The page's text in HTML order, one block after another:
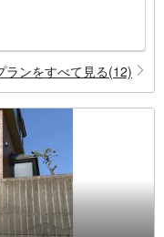
ランをすべて見る(12)